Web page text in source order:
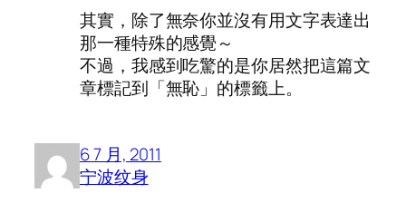
其實，除了無奈你並沒有用文字表達出
那一種特殊的感覺～
不過，我感到吃驚的是你居然把這篇文
章標記到「無恥」的標籤上。
6 7 月, 2011
宁波纹身